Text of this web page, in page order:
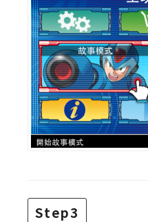
W
o
r
d
P
r
e
s
s
安
定
Step3